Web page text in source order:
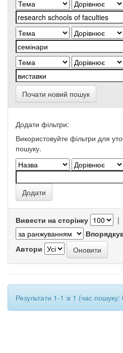
Почати новий пошук
Додати фільтри:
Використовуйте фільтри для
пошуку.
Вивести на сторінку |
Автори
Результати 1-1 зі 1 (час